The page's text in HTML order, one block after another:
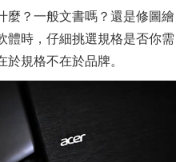
麼？一般文書嗎？還是修圖繪
體時，仔細挑選規格是否你需
規格不在於品牌。